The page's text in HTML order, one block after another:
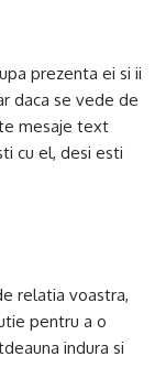
prezenta ei si ii
daca se vede de
mesaje text
cu el, desi esti
relatia voastra,
pentru a o
indura si